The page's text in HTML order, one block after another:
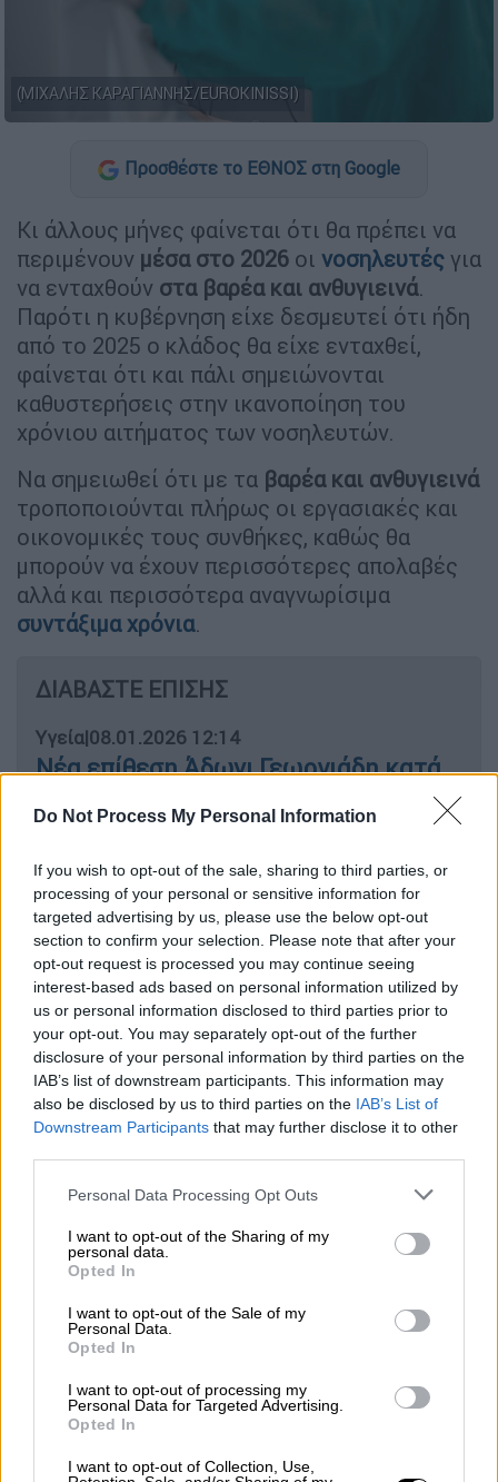
Do Not Process My Personal Information
If you wish to opt-out of the sale, sharing to third parties, or
processing of your personal or sensitive information for
targeted advertising by us, please use the below opt-out
section to confirm your selection. Please note that after your
opt-out request is processed you may continue seeing
interest-based ads based on personal information utilized by
us or personal information disclosed to third parties prior to
your opt-out. You may separately opt-out of the further
disclosure of your personal information by third parties on the
IAB’s list of downstream participants. This information may
also be disclosed by us to third parties on the IAB’s List of
Downstream Participants that may further disclose it to other
Please note that this website/app uses one or more Google
not limited to your visit or usage behaviour. You may click to
grant or deny consent to Google and its third-party tags to
use your data for below specified purposes in below Google
consent section.
Personal Data Processing Opt Outs
I want to opt-out of the Sharing of my
personal data.
Opted In
I want to opt-out of the Sale of my
Personal Data.
Opted In
I want to opt-out of processing my
Personal Data for Targeted Advertising.
Opted In
I want to opt-out of Collection, Use,
(ΜΙΧΑΛΗΣ ΚΑΡΑΓΙΑΝΝΗΣ/EUROKINISSI)
Προσθέστε το ΕΘΝΟΣ στη Google
Κι άλλους μήνες φαίνεται ότι θα πρέπει να
περιμένουν μέσα στο 2026 οι νοσηλευτές για
να ενταχθούν στα βαρέα και ανθυγιεινά.
Παρότι η κυβέρνηση είχε δεσμευτεί ότι ήδη
από το 2025 ο κλάδος θα είχε ενταχθεί,
φαίνεται ότι και πάλι σημειώνονται
καθυστερήσεις στην ικανοποίηση του
χρόνιου αιτήματος των νοσηλευτών.
Να σημειωθεί ότι με τα βαρέα και ανθυγιεινά
τροποποιούνται πλήρως οι εργασιακές και
οικονομικές τους συνθήκες, καθώς θα
μπορούν να έχουν περισσότερες απολαβές
αλλά και περισσότερα αναγνωρίσιμα
συντάξιμα χρόνια.
ΔΙΑΒΑΣΤΕ ΕΠΙΣΗΣ
Υγεία|08.01.2026 12:14
Νέα επίθεση Άδωνι Γεωργιάδη κατά
Νοσοκομείο «Άγιος Σάββας» με
Υγεία|09.01.2026 06:28
Αυξημένα κρούσματα γρίπης εξαιτίας
του στελέχους Κ - Πότε θα υπάρξει
αποκλιμάκωση, τι να προσέξετε
Πρόκειται για ένα πρόβλημα που απασχολεί
τον κλάδο εδώ και πολλά χρόνια, καθώς
ενταγμένοι στα βαρέα και ανθυγιεινά και
άλλοι μισοί όχι.
υφυπουργός
Θεμιστοκλέουςσε δηλώσεις του
προανήγγειλε ότι το αίτημα του κλάδου θα
ικανοποιηθεί τους επόμενους μήνες.
«Εμείς, ως Υπουργείο Υγείαςσυμφωνούμε με
την ένταξή τους στα βαρέα και ανθυγιεινά
και στόχος μας είναι μέσα στους επόμενους